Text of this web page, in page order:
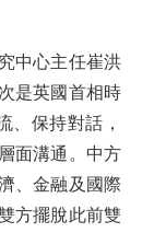
中心主任崔洪
是英國首相時
、保持對話，
面溝通。中方
、金融及國際
方擺脫此前雙